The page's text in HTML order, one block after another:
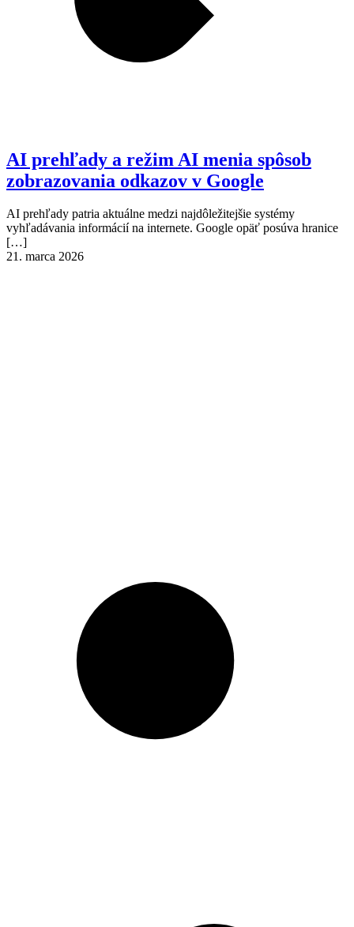
AI prehľady a režim AI menia spôsob
zobrazovania odkazov v Google
AI prehľady patria aktuálne medzi najdôležitejšie systémy
vyhľadávania informácií na internete. Google opäť posúva hranice
[…]
21. marca 2026